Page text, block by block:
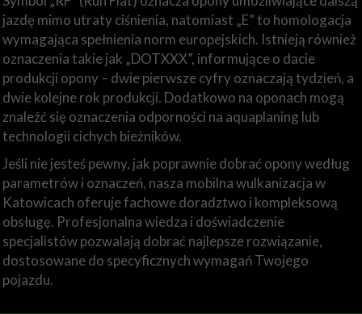
jazdę mimo utraty ciśnienia, natomiast „E” to homologacja
wymagająca spełnienia norm europejskich. Istnieją również
oznaczenia takie jak „DOTXXX”, informujące o dacie
produkcji opony – dwie pierwsze cyfry oznaczają tydzień, a
dwie kolejne rok produkcji. Dodatkowo na oponach mogą
znaleźć się oznaczenia odporności na aquaplaning lub
technologii cichych bieżników.
Jeśli nie jesteś pewny, jak poprawnie dobrać opony według
parametrów i oznaczeń, nasza mobilna wulkanizacja w
Katowicach oferuje fachowe doradztwo i kompleksową
obsługę. Profesjonalna wiedza i doświadczenie
specjalistów pozwalają dobrać najlepsze rozwiązanie,
dostosowane do specyficznych wymagań Twojego
pojazdu.